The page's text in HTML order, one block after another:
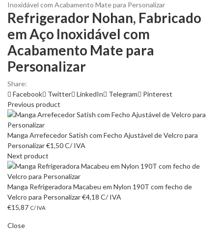
Inoxidável com Acabamento Mate para Personalizar
Refrigerador Nohan, Fabricado
em Aço Inoxidável com
Acabamento Mate para
Personalizar
Share:
Facebook
Twitter LinkedIn Telegram
Pinterest
Previous product
Manga Arrefecedor Satish com Fecho Ajustável de Velcro para
Personalizar€1,50C/ IVA
Next product
Manga Refrigeradora Macabeu em Nylon 190T com fecho de
Velcro para Personalizar€4,18 C/ IVA
€15,87 C/ IVA
Close